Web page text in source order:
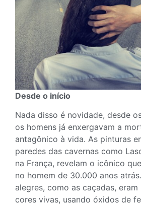
Desde o início
Nada disso é novidade, desde
os homens já enxergavam a
antagônico à vida. As pinturas
paredes das cavernas como
na França, revelam o icônico
no homem de 30.000 anos
alegres, como as caçadas,
cores vivas, usando óxidos de